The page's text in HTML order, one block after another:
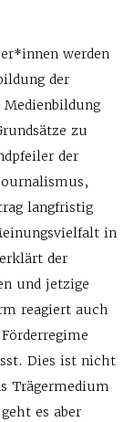
werden
der
zu
der
langfristig
in
der
und jetzige
reagiert auch
Dies ist nicht
Trägermedium
es aber